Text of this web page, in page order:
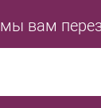
вам